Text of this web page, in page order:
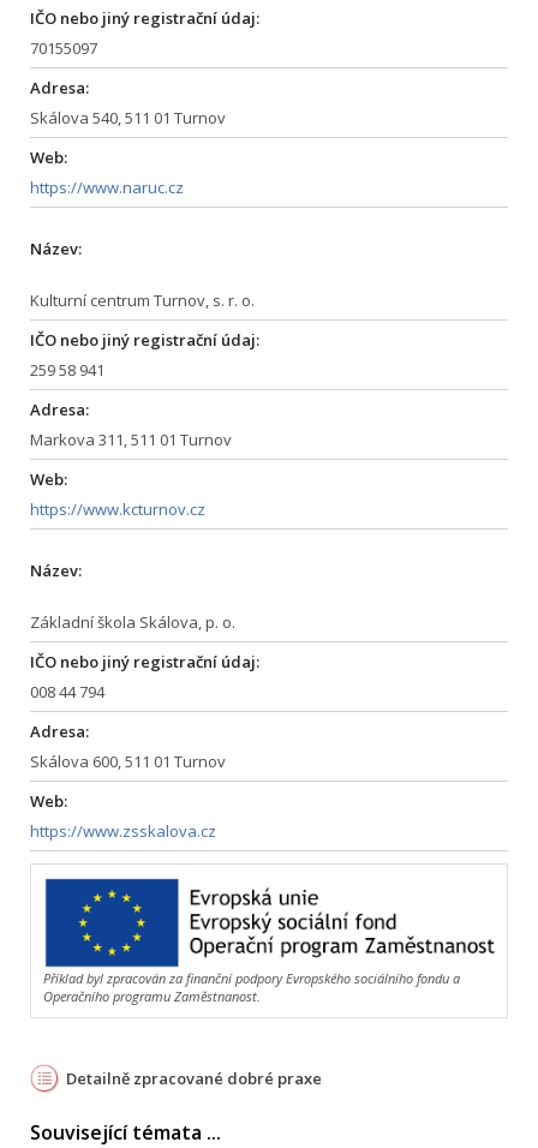
IČO nebo jiný registrační údaj:
70155097
Adresa:
Skálova 540, 511 01 Turnov
Web:
https://www.naruc.cz
Název:
Kulturní centrum Turnov, s. r. o.
IČO nebo jiný registrační údaj:
259 58 941
Adresa:
Markova 311, 511 01 Turnov
Web:
https://www.kcturnov.cz
Název:
Základní škola Skálova, p. o.
IČO nebo jiný registrační údaj:
008 44 794
Adresa:
Skálova 600, 511 01 Turnov
Web:
https://www.zsskalova.cz
Příklad byl zpracován za finanční podpory Evropského sociálního fondu a
Operačního programu Zaměstnanost.
Detailně zpracované dobré praxe
Související témata ...